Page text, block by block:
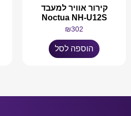
קירור אוויר למעבד
Noctua NH-U12S
₪302
הוספה לסל